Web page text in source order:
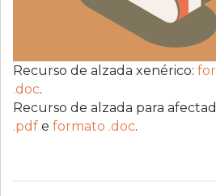
Recurso de alzada xenérico:
.doc.
Recurso de alzada para
.pdf e formato .doc.